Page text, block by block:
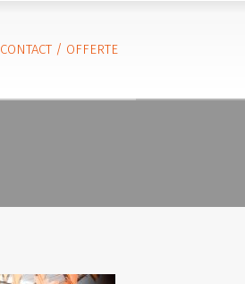
CONTACT / OFFERTE